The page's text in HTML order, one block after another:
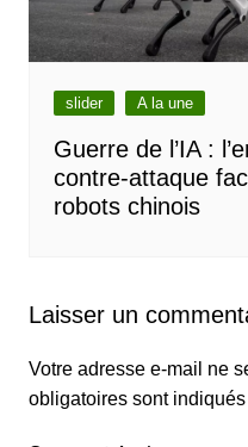
slider A la une
Guerre de l’IA :
contre-attaque
robots chinois
Laisser un
Votre adresse e-mail ne
obligatoires sont